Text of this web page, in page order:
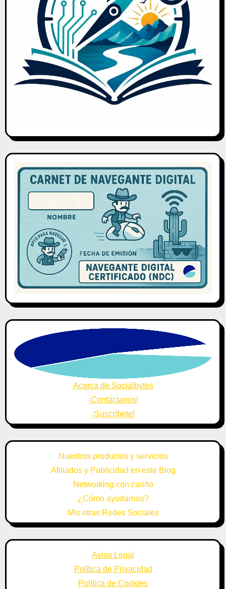
Acerca de Socialbytes
¡Contáctanos!
¡Suscríbete!
Nuestros productos y servicios
Afiliados y Publicidad en este Blog
Networking con cariño
¿Cómo ayudarnos?
Mis otras Redes Sociales
Aviso Legal
Política de Privacidad
Política de Cookies